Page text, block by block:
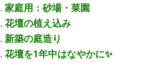
家庭用：砂場・菜園
花壇の植え込み
新築の庭造り
花壇を1年中はなやかに✨